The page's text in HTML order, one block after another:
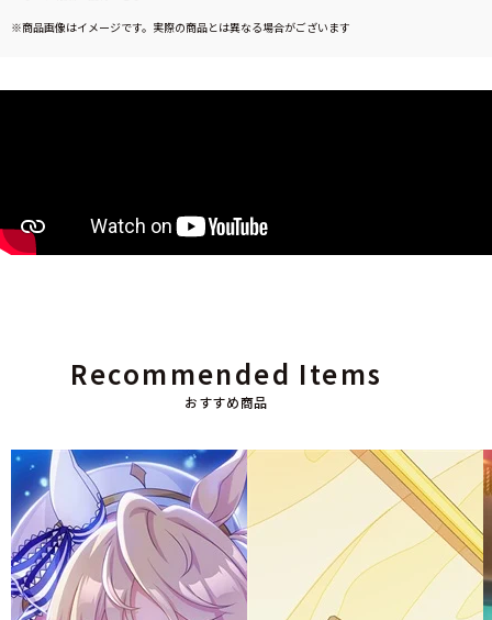
※商品画像はイメージです。実際の商品とは異なる場合がございます
おすすめ商品
Recommended Items